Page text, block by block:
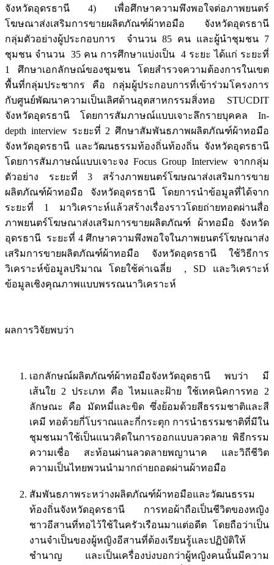
จังหวัดอุดรธานี 4) เพื่อศึกษาความพึงพอใจต่อภาพยนตร์
โฆษณาส่งเสริมการขายผลิตภัณฑ์ผ้าทอมือ จังหวัดอุดรธานี
กลุ่มตัวอย่างผู้ประกอบการ จำนวน 85 คน และผู้นำชุมชน 7
ชุมชน จำนวน 35 คน การศึกษาแบ่งเป็น 4 ระยะ ได้แก่ ระยะที่
1 ศึกษาเอกลักษณ์ของชุมชน โดยสำรวจความต้องการในเขต
พื้นที่กลุ่มประชากร คือ กลุ่มผู้ประกอบการที่เข้าร่วมโครงการ
กับศูนย์พัฒนาความเป็นเลิศด้านอุตสาหกรรมสิ่งทอ STUCDIT
จังหวัดอุดรธานี โดยการสัมภาษณ์แบบเจาะลึกรายบุคคล In-
depth interview ระยะที่ 2 ศึกษาสัมพันธภาพผลิตภัณฑ์ผ้าทอมือ
จังหวัดอุดรธานี และวัฒนธรรมท้องถิ่นท้องถิ่น จังหวัดอุดรธานี
โดยการสัมภาษณ์แบบเจาะจง Focus Group Interview จากกลุ่ม
ตัวอย่าง ระยะที่ 3 สร้างภาพยนตร์โฆษณาส่งเสริมการขาย
ผลิตภัณฑ์ผ้าทอมือ จังหวัดอุดรธานี โดยการนำข้อมูลที่ได้จาก
ระยะที่ 1 มาวิเคราะห์แล้วสร้างเรื่องราวโดยถ่ายทอดผ่านสื่อ
ภาพยนตร์โฆษณาส่งเสริมการขายผลิตภัณฑ์ ผ้าทอมือ จังหวัด
อุดรธานี ระยะที่ 4 ศึกษาความพึงพอใจในภาพยนตร์โฆษณาส่ง
เสริมการขายผลิตภัณฑ์ผ้าทอมือ จังหวัดอุดรธานี ใช้วิธีการ
วิเคราะห์ข้อมูลปริมาณ โดยใช้ค่าเฉลี่ย , SD และวิเคราะห์
ข้อมูลเชิงคุณภาพแบบพรรณนาวิเคราะห์
ผลการวิจัยพบว่า
เอกลักษณ์ผลิตภัณฑ์ผ้าทอมือจังหวัดอุดธานี พบว่า มี
เส้นใย 2 ประเภท คือ ไหมและฝ้าย ใช้เทคนิคการทอ 2
ลักษณะ คือ มัดหมี่และขิด ซึ่งย้อมด้วยสีธรรมชาติและสี
เคมี ทอด้วยกี่โบราณและกี่กระตุก การนำธรรมชาติที่มีใน
ชุมชนมาใช้เป็นแนวคิดในการออกแบบลวดลาย พิธีกรรม
ความเชื่อ สะท้อนผ่านลวดลายพญานาค และวิถีชีวิต
ความเป็นไทยพวนนำมากถ่ายถอดผ่านผ้าทอมือ
สัมพันธภาพระหว่างผลิตภัณฑ์ผ้าทอมือและวัฒนธรรม
ท้องถิ่นจังหวัดอุดรธานี การทอผ้าถือเป็นชีวิตของหญิง
ชาวอีสานที่ทอไว้ใช้ในครัวเรือนมาแต่อดีต โดยถือว่าเป็น
งานจำเป็นของผู้หญิงอีสานที่ต้องเรียนรู้และปฏิบัติให้
ชำนาญ และเป็นเครื่องบ่งบอกว่าผู้หญิงคนนั้นมีความ